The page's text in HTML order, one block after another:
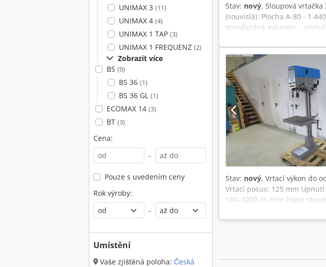
UNIMAX 3 (11)
UNIMAX 4 (4)
UNIMAX 1 TAP (3)
UNIMAX 1 FREQUENZ (2)
Zobrazit více
BS (9)
BS 36 (1)
BS 36 GL (1)
ECOMAX 14 (3)
BT (3)
Cena:
-
Pouze s uvedením ceny
Rok výroby:
-
Umístění
Vaše zjištěná poloha: Česká
Stav: nový, Sloupová vrtačka
(souvislá): Plocha A-80 - 1
standardně vybaven: -
digitálním displejem pro
vyhazovačem nástroje -
Stav: nový, Vrtací výkon do
Vrtací posuv: 125 mm
180–3200 ot./min Počet
příkon: 0,8 / 1,4 kW
podzim/zima 2023!! Silný,
pomocí pastorku a
Nouzové tlačítko STOP.